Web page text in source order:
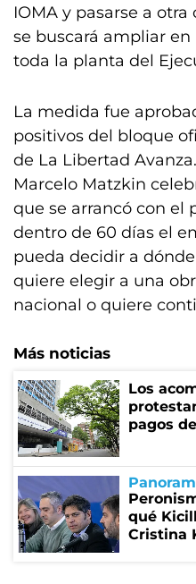
IOMA y pasarse a
se buscará ampliar
toda la planta del
La medida fue
positivos del bloque
de La Libertad
Marcelo Matzkin
que se arrancó con el
dentro de 60 días el
pueda decidir a
quiere elegir a una
nacional o quiere
Más noticias
Los
pagos
qué
Cristina